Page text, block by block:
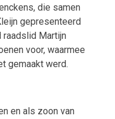
die samen
gepresenteerd
raadslid Martijn
voor, waarmee
gemaakt werd.
en als zoon van